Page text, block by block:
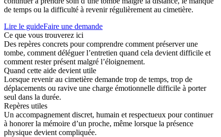
de temps ou la difficulté à revenir régulièrement au cimetière.
Lire le guideFaire une demande
Ce que vous trouverez ici
Des repères concrets pour comprendre comment préserver une
tombe, comment déléguer l’entretien quand cela devient difficile et
comment rester présent malgré l’éloignement.
Quand cette aide devient utile
Lorsque revenir au cimetière demande trop de temps, trop de
déplacements ou ravive une charge émotionnelle difficile à porter
seul dans la durée.
Repères utiles
Un accompagnement discret, humain et respectueux pour continuer
à honorer la mémoire d’un proche, même lorsque la présence
physique devient compliquée.